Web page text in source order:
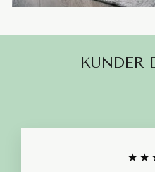
KUNDER